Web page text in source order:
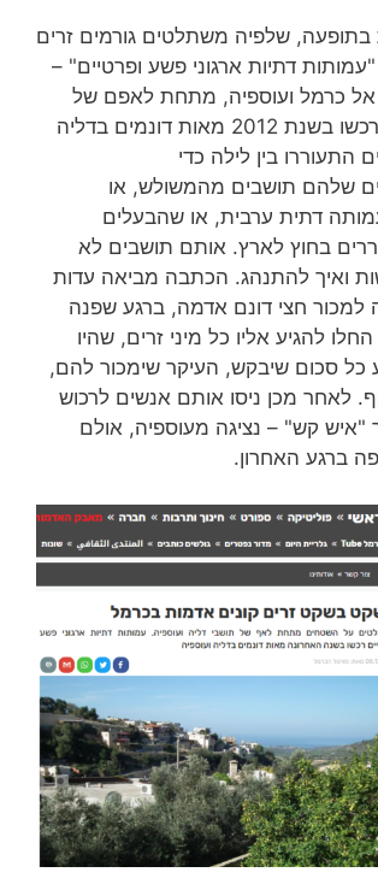
שלפיה משתלטים גורמים זרים
דתיות ארגוני פשע ופרטיים" –
אל כרמל ועוספיה, מתחת לאפם של
התושבים. הם רכשו בשנת 2012 מאות דונמים בדליה
התעוררו בין לילה כדי
שלהם תושבים מהמשולש, או
דתית ערבית, או שהבעלים
בחוץ לארץ. אותם תושבים לא
ואיך להתנהג. הכתבה מביאה עדות
חצי דונם אדמה, ברגע שפנה
להגיע אליו כל מיני זרים, שהיו
כל סכום שיבקש, העיקר שימכור להם,
לאחר מכן ניסו אותם אנשים לרכוש
קש" – נציגה מעוספיה, אולם
ברגע האחרון.